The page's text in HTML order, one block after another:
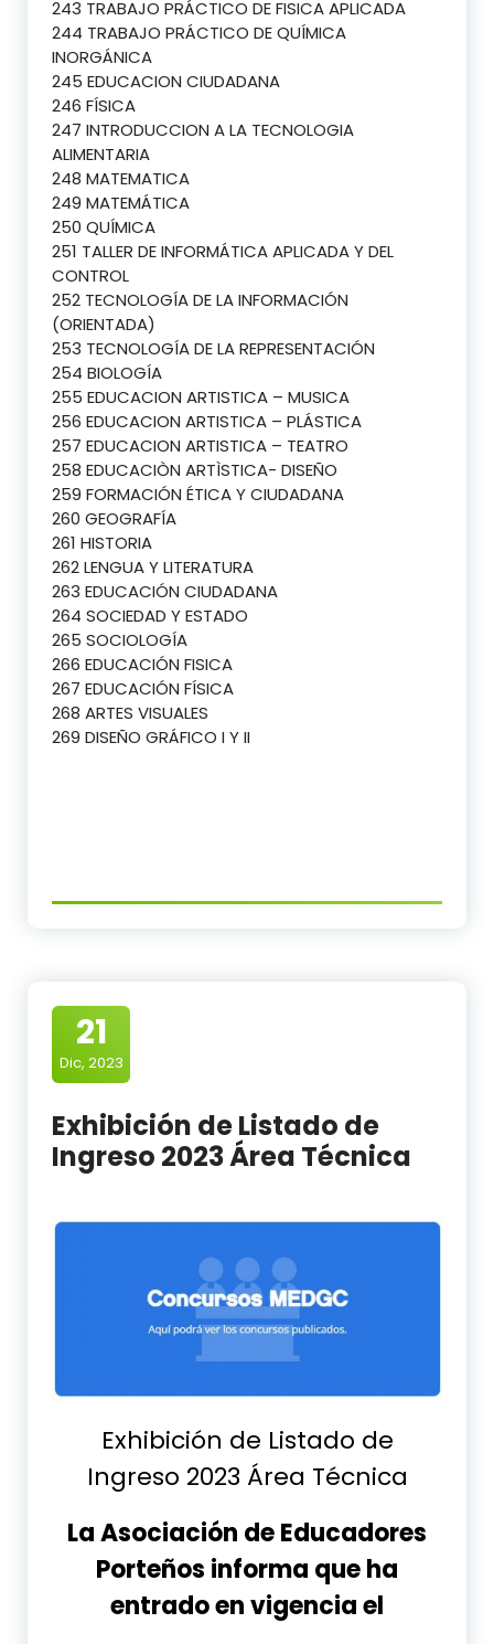
243 TRABAJO PRÁCTICO DE FISICA APLICADA
244 TRABAJO PRÁCTICO DE QUÍMICA
INORGÁNICA
245 EDUCACION CIUDADANA
246 FÍSICA
247 INTRODUCCION A LA TECNOLOGIA
ALIMENTARIA
248 MATEMATICA
249 MATEMÁTICA
250 QUÍMICA
251 TALLER DE INFORMÁTICA APLICADA Y DEL
CONTROL
252 TECNOLOGÍA DE LA INFORMACIÓN
(ORIENTADA)
253 TECNOLOGÍA DE LA REPRESENTACIÓN
254 BIOLOGÍA
255 EDUCACION ARTISTICA – MUSICA
256 EDUCACION ARTISTICA – PLÁSTICA
257 EDUCACION ARTISTICA – TEATRO
258 EDUCACIÒN ARTÌSTICA- DISEÑO
259 FORMACIÓN ÉTICA Y CIUDADANA
260 GEOGRAFÍA
261 HISTORIA
262 LENGUA Y LITERATURA
263 EDUCACIÓN CIUDADANA
264 SOCIEDAD Y ESTADO
265 SOCIOLOGÍA
266 EDUCACIÓN FISICA
267 EDUCACIÓN FÍSICA
268 ARTES VISUALES
269 DISEÑO GRÁFICO I Y II
21
Dic, 2023
Exhibición de Listado de
Ingreso 2023 Área Técnica
Exhibición de Listado de
Ingreso 2023 Área Técnica
La Asociación de Educadores
Porteños informa que ha
entrado en vigencia el